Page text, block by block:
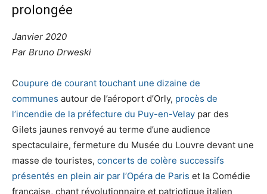
prolongée
Janvier 2020
Par Bruno Drweski
Coupure de courant touchant une dizaine de
communes autour de l’aéroport d’Orly, procès de
l’incendie de la préfecture du Puy-en-Velay par des
Gilets jaunes renvoyé au terme d’une audience
spectaculaire, fermeture du Musée du Louvre devant une
masse de touristes, concerts de colère successifs
présentés en plein air par l’Opéra de Paris et la Comédie
française, chant révolutionnaire et patriotique italien